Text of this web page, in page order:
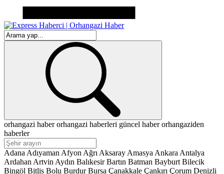
orhangazi haberorhangazi haberleri güncel haberorhangaziden
haberler
Adana Adıyaman Afyon Ağrı Aksaray Amasya Ankara Antalya
Ardahan Artvin Aydın Balıkesir Bartın Batman Bayburt Bilecik
Bingöl Bitlis Bolu Burdur Bursa Çanakkale Çankırı Çorum Denizli